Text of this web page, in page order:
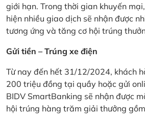
giới hạn. Trong thời gian khuyến
hiện nhiều giao dịch sẽ nhận được
tương ứng và tăng cơ hội trúng
Gửi tiền – Trúng xe điện
Từ nay đến hết 31/12/2024, khách
200 triệu đồng tại quầy hoặc gửi
BIDV SmartBanking sẽ nhận được
hội trúng hàng trăm giải thưởng